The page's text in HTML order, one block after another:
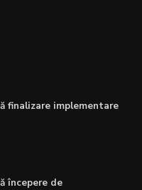
finalizare implementare
începere de